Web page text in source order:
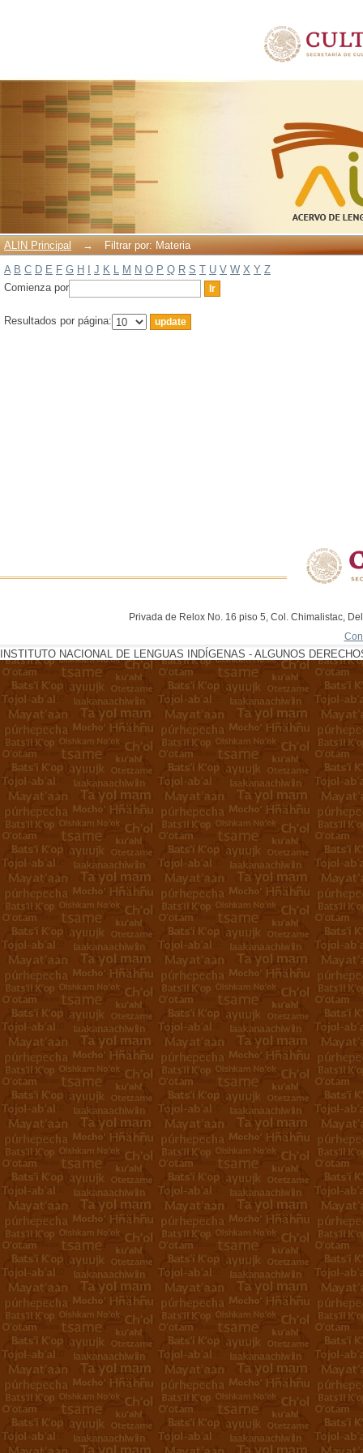
ALIN Principal →
Filtrar por: Materia
A B C D E F G H J K L M N O P Q R S T U V W X Y Z
Comienza por
Resultados por página:
Privada de Relox No. 16 piso 5, Col. Chimalistac,
INSTITUTO NACIONAL DE LENGUAS INDÍGENAS - ALGUNOS